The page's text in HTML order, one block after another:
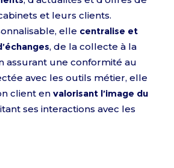
et leurs clients.
elle centralise et
, de la collecte à la
assurant une conformité au
avec les outils métier, elle
client envalorisant l’image du
ses interactions avec les